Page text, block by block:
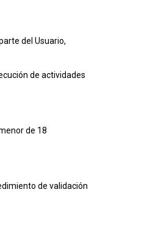
del Usuario,
de actividades
de 18
de validación